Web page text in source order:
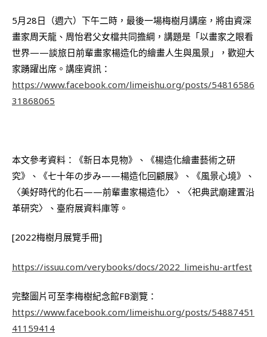
5月28日（週六）下午二時，最後一場梅樹月講座，將由資深
畫家周天龍、周怡君父女檔共同擔綱，講題是「以畫家之眼看
世界——談旅日前輩畫家楊造化的繪畫人生與風景」，歡迎大
家踴躍出席。講座資訊：
https://www.facebook.com/limeishu.org/posts/54816586
31868065
本文參考資料：《新日本見物》、《楊造化繪畫藝術之研
究》、《七十年の步み——楊造化回顧展》、《風景心境》、
〈美好時代的化石——前輩畫家楊造化〉、〈祀典武廟建置沿
革研究〉、臺府展資料庫等。
[2022梅樹月展覽手冊]
https://issuu.com/verybooks/docs/2022_limeishu-artfest
完整圖片可至李梅樹紀念館FB瀏覽：
https://www.facebook.com/limeishu.org/posts/54887451
41159414